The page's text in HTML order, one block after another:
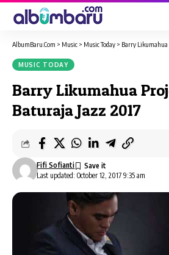
AlbumBaru.Com > Music > Music Today > Barry Likumahua
MUSIC TODAY
Barry Likumahua
Baturaja Jazz 2017
Last updated: October 12, 2017 9:35 am
Fifi Sofianti